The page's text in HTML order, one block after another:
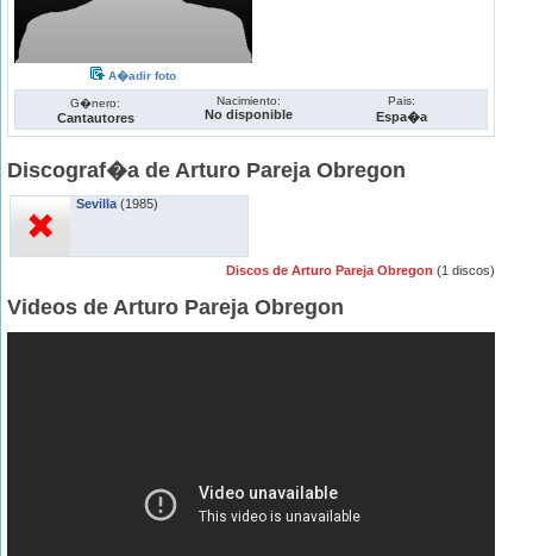
A�adir foto
G�nero:
Cantautores
Nacimiento:
No disponible
Pais:
Espa�a
Discograf�a de Arturo Pareja Obregon
Sevilla (1985)
Discos de Arturo Pareja Obregon (1 discos)
Videos de Arturo Pareja Obregon